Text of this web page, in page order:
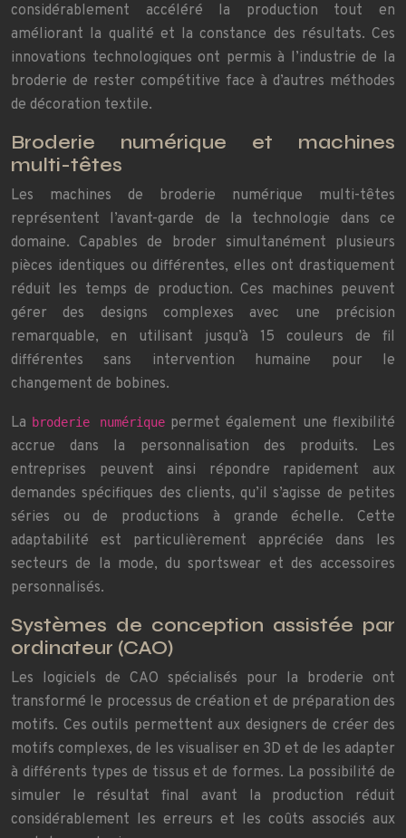
considérablement accéléré la production tout en
améliorant la qualité et la constance des résultats. Ces
innovations technologiques ont permis à l’industrie de la
broderie de rester compétitive face à d’autres méthodes
de décoration textile.
Broderie numérique et machines
multi-têtes
Les machines de broderie numérique multi-têtes
représentent l’avant-garde de la technologie dans ce
domaine. Capables de broder simultanément plusieurs
pièces identiques ou différentes, elles ont drastiquement
réduit les temps de production. Ces machines peuvent
gérer des designs complexes avec une précision
remarquable, en utilisant jusqu’à 15 couleurs de fil
différentes sans intervention humaine pour le
changement de bobines.
La broderie numériquepermet également une flexibilité
accrue dans la personnalisation des produits. Les
entreprises peuvent ainsi répondre rapidement aux
demandes spécifiques des clients, qu’il s’agisse de petites
séries ou de productions à grande échelle. Cette
adaptabilité est particulièrement appréciée dans les
secteurs de la mode, du sportswear et des accessoires
personnalisés.
Systèmes de conception assistée par
ordinateur (CAO)
Les logiciels de CAO spécialisés pour la broderie ont
transformé le processus de création et de préparation des
motifs. Ces outils permettent aux designers de créer des
motifs complexes, de les visualiser en 3D et de les adapter
à différents types de tissus et de formes. La possibilité de
simuler le résultat final avant la production réduit
considérablement les erreurs et les coûts associés aux